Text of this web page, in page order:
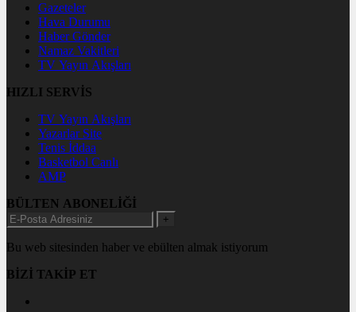
Gazeteler
Hava Durumu
Haber Gönder
Namaz Vakitleri
TV Yayın Akışları
HIZLI SERVİS
TV Yayın Akışları
Yazarlar Site
Tenis İddaa
Basketbol Canlı
AMP
BÜLTEN ABONELİĞİ
+
Bu web sitesinden haber ve ebülten almak istiyorum
BİZİ TAKİP ET